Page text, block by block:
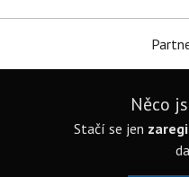
Něco
Stačí se jen